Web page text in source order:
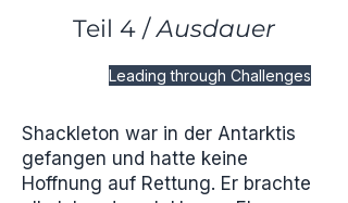
Teil 4 /Ausdauer
Leading through Challenges
Shackleton war in der Antarktis
gefangen und hatte keine
Hoffnung auf Rettung. Er brachte